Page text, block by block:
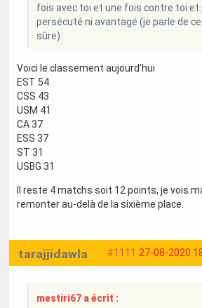
fois avec toi et une fois contre toi et
persécuté ni avantagé (je parle de
sûre)
Voici le classement aujourd’hui
EST 54
CSS 43
USM 41
CA 37
ESS 37
ST 31
USBG 31
Il reste 4 matchs soit 12 points, je vois
remonter au-delà de la sixième place.
#1111 27-08-2020
tarajjidawla
mestiri67 a écrit :